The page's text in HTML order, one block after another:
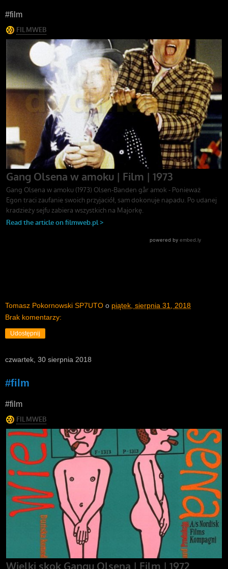
#film
Tomasz Pokornowski SP7UTO o piątek, sierpnia 31, 2018
Brak komentarzy:
Udostępnij
czwartek, 30 sierpnia 2018
#film
#film